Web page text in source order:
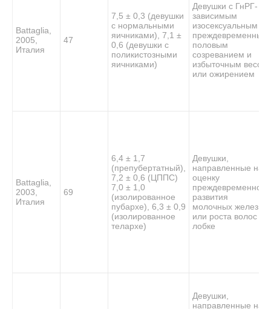
Battaglia,
2005,
Италия
47
7,5 ± 0,3 (девушки
с нормальными
яичниками), 7,1 ±
0,6 (девушки с
поликистозными
яичниками)
Девушки с ГнРГ-
зависимым
изосексуальным
преждевременным
половым
созреванием и
избыточным весом
или ожирением
Battaglia,
2003,
Италия
69
6,4 ± 1,7
(препубертатный),
7,2 ± 0,6 (ЦППС)
7,0 ± 1,0
(изолированное
пубархе), 6,3 ± 0,9
(изолированное
телархе)
Девушки,
направленные на
оценку
преждевременного
развития
молочных желез и/
или роста волос на
лобке
Девушки,
направленные на